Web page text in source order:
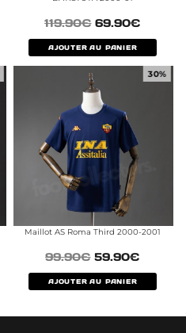
119.90€ 69.90€
AJOUTER AU PANIER
30%
Maillot AS Roma Third 2000-2001
99.90€ 59.90€
AJOUTER AU PANIER